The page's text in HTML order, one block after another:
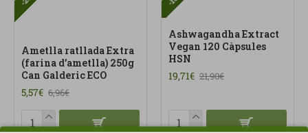
Ametlla ratllada Extra
(farina d’ametlla) 250g
Can Galderic ECO
5,57€ 6,96€
Ashwagandha Extract
Vegan 120 Càpsules
HSN
19,71€ 21,90€